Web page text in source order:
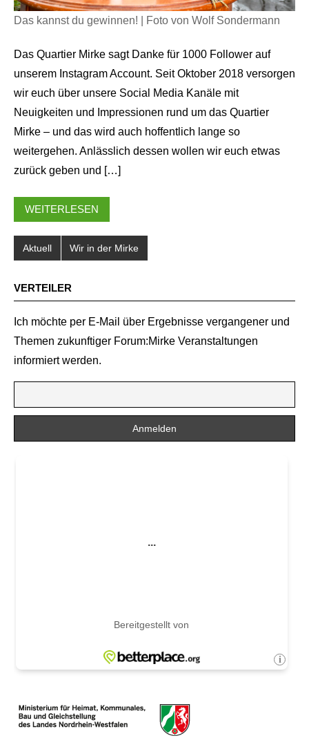
Das kannst du gewinnen! | Foto von Wolf Sondermann
Das Quartier Mirke sagt Danke für 1000 Follower auf
unserem Instagram Account. Seit Oktober 2018 versorgen
wir euch über unsere Social Media Kanäle mit
Neuigkeiten und Impressionen rund um das Quartier
Mirke – und das wird auch hoffentlich lange so
weitergehen. Anlässlich dessen wollen wir euch etwas
zurück geben und […]
WEITERLESEN
Aktuell Wir in der Mirke
VERTEILER
Ich möchte per E-Mail über Ergebnisse vergangener und
Themen zukunftiger Forum:Mirke Veranstaltungen
informiert werden.